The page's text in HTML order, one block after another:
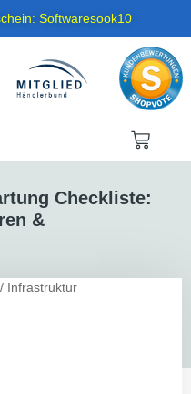
Softwaresook10
Checkliste:
&